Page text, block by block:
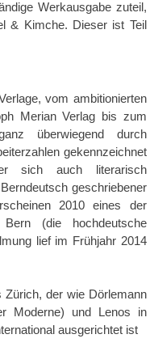
Werkausgabe zuteil,
& Kimche. Dieser ist Teil
vom ambitionierten
Merian Verlag bis zum
überwiegend durch
gekennzeichnet
sich auch literarisch
geschriebener
2010 eines der
(die hochdeutsche
lief im Frühjahr 2014
der wie Dörlemann
Moderne) und Lenos in
ausgerichtet ist